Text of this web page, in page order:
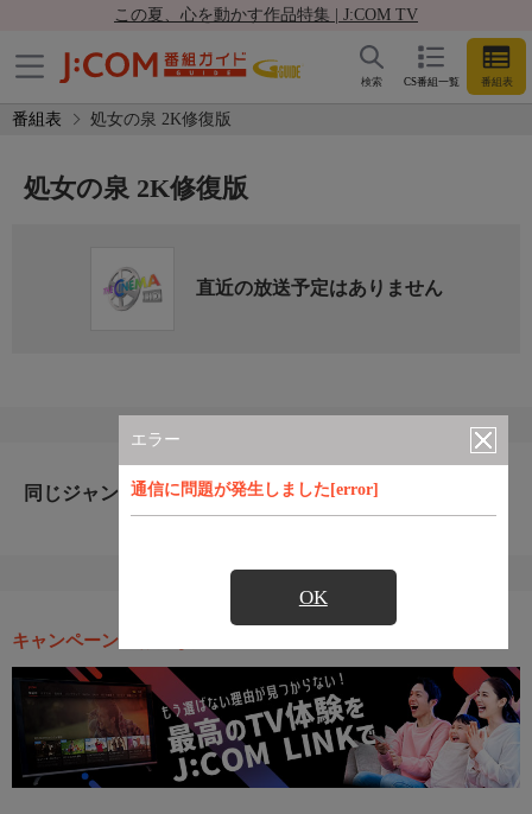
この夏、心を動かす作品特集 | J:COM TV
CS番組一覧 番組表
検索
番組表 処女の泉 2K修復版
エラー
通信に問題が発生しました[error]
OK
処女の泉 2K修復版
直近の放送予定はありません
同じジャンルのおすすめ番組
キャンペーン・お得な情報